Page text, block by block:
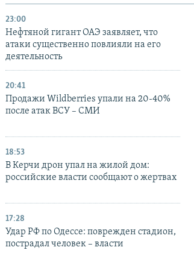
23:00
Нефтяной гигант ОАЭ заявляет, что
атаки существенно повлияли на его
деятельность
20:41
Продажи Wildberries упали на 20-40%
после атак ВСУ – СМИ
18:53
В Керчи дрон упал на жилой дом:
российские власти сообщают о жертвах
17:28
Удар РФ по Одессе: поврежден стадион,
пострадал человек – власти